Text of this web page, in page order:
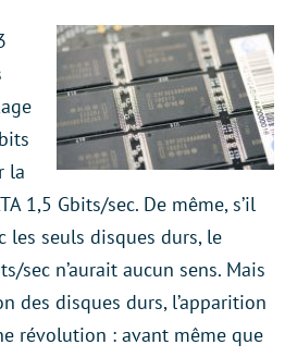
la
1,5 Gbits/sec. De même, s’il
les seuls disques durs, le
sec n’aurait aucun sens. Mais
des disques durs, l’apparition
révolution : avant même que